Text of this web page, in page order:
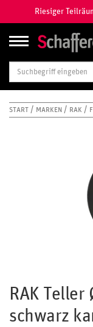
Riesiger
START MARKEN RAK
RAK
schwarz